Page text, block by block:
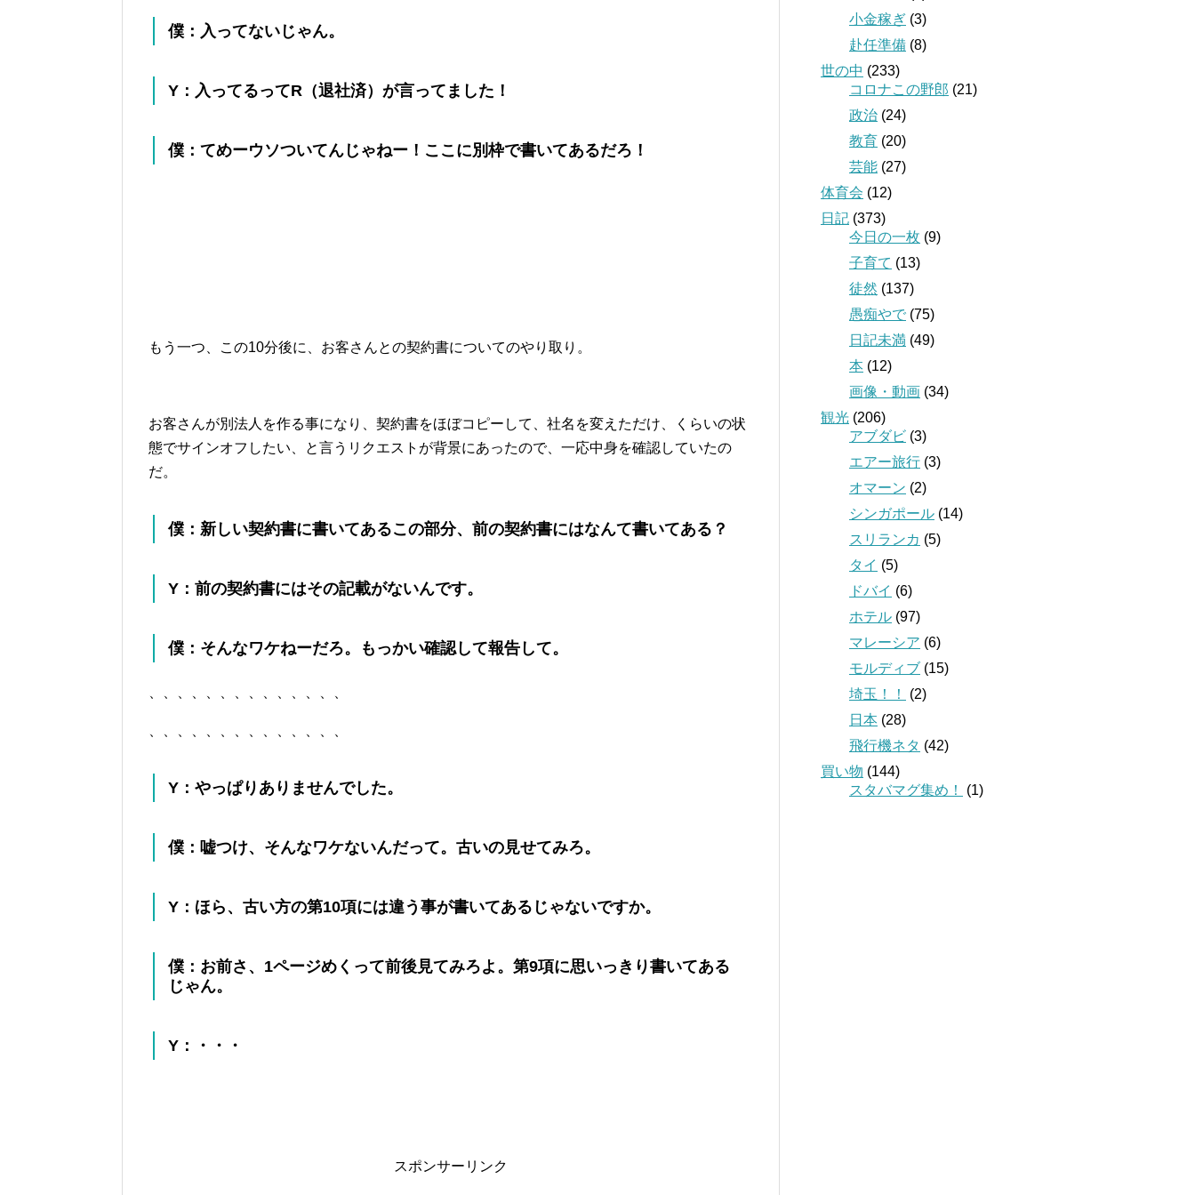
僕：入ってないじゃん。
Y：入ってるってR（退社済）が言ってました！
僕：てめーウソついてんじゃねー！ここに別枠で書いてあるだろ！
もう一つ、この10分後に、お客さんとの契約書についてのやり取り。
お客さんが別法人を作る事になり、契約書をほぼコピーして、社名を変えただけ、くらいの状
態でサインオフしたい、と言うリクエストが背景にあったので、一応中身を確認していたの
だ。
僕：新しい契約書に書いてあるこの部分、前の契約書にはなんて書いてある？
Y：前の契約書にはその記載がないんです。
僕：そんなワケねーだろ。もっかい確認して報告して。
Y：やっぱりありませんでした。
僕：嘘つけ、そんなワケないんだって。古いの見せてみろ。
Y：ほら、古い方の第10項には違う事が書いてあるじゃないですか。
僕：お前さ、1ページめくって前後見てみろよ。第9項に思いっきり書いてある
じゃん。
Y：・・・
スポンサーリンク
小金稼ぎ (3)
赴任準備 (8)
世の中 (233)
コロナこの野郎 (21)
政治 (24)
教育 (20)
芸能 (27)
体育会 (12)
日記 (373)
今日の一枚 (9)
子育て (13)
徒然 (137)
愚痴やで (75)
日記未満 (49)
本 (12)
画像・動画 (34)
観光 (206)
アブダビ (3)
エアー旅行 (3)
オマーン (2)
シンガポール (14)
スリランカ (5)
タイ (5)
ドバイ (6)
ホテル (97)
マレーシア (6)
モルディブ (15)
埼玉！！
(2)
日本 (28)
飛行機ネタ (42)
買い物 (144)
スタバマグ集め！
(1)